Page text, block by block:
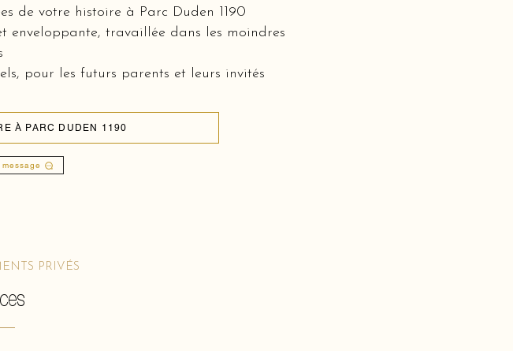
de votre histoire à Parc Duden 1190
enveloppante, travaillée dans les moindres
pour les futurs parents et leurs invités
À PARC DUDEN 1190
PRIVÉS